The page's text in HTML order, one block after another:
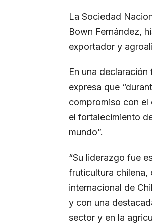
La Sociedad
Bown Fernández,
exportador y
En una
expresa que
compromiso con el
el fortalecimiento
mundo”.
“Su liderazgo fue
fruticultura chilena,
internacional de
y con una
sector y en la